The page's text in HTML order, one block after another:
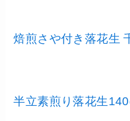
焙煎さや付き落花生
半立素煎り落花生